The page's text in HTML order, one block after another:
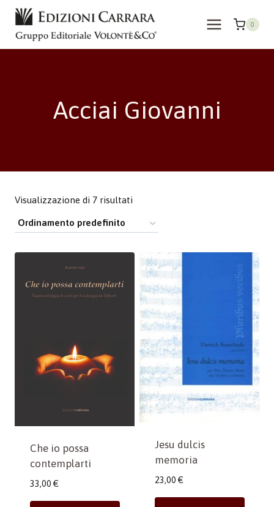
Salta
contenuto
0
Acciai Giovanni
Visualizzazione di 7 risultati
Che io possa
contemplarti
33,00 €
Jesu dulcis
memoria
23,00 €